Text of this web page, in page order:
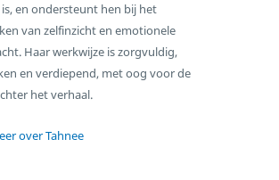
en ondersteunt hen bij het
van zelfinzicht en emotionele
Haar werkwijze is zorgvuldig,
en verdiepend, met oog voor de
het verhaal.
over Tahnee